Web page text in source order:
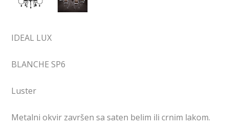
IDEAL LUX
BLANCHE SP6
Luster
Metalni okvir završen sa saten belim ili crnim lakom.